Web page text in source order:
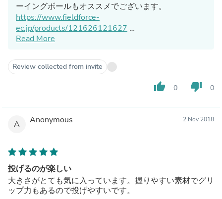
ーイングボールもオススメでございます。
https://www.fieldforce-
ec.jp/products/121626121627
近距離がうまくいかない、が改善されない場合は是非
Read More
Review collected from invite
thumb_up 0 thumb_down 0
A Anonymous 2 Nov 2018
投げるのが楽しい
大きさがとても気に入っています。握りやすい素材でグリ
ップ力もあるので投げやすいです。